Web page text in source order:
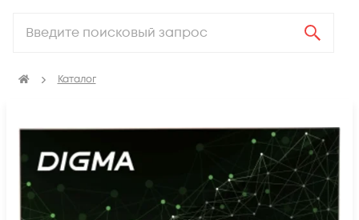
Каталог